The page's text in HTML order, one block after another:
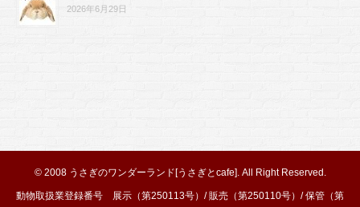
2026年6月29日
© 2008 うさぎのワンダーランド[うさぎとcafe]. All Right Reserved.
動物取扱業登録番号 展示（第250113号）/ 販売（第250110号）/ 保管（第